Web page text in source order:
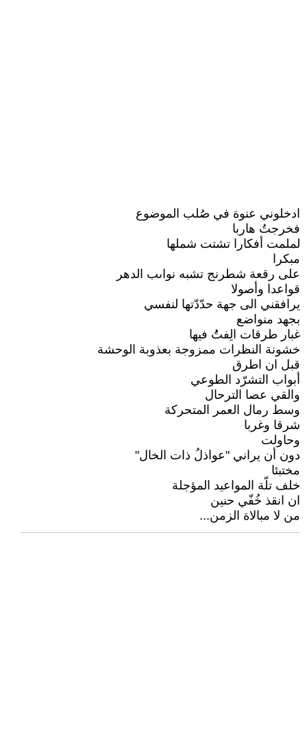
ادخلوني عنوة في صُلب الموضوع
فخرجتُ هاربا
لملمت أفكارا تشتت شملها
مبكرا
على رقعة شطرنج تشبه نواىب الدهر
قواعدا وأصولا
يرافقني الى جهة حدّدّتها لنفسي
بجهد منواضع
غبار طرقات الِفتُُ فيها
خشونة النظرات ممزوجة بعذوبة الوحشة
قبل ان اطرق
أبواب التشرّد الطوعي
والقي عصا الترحال
وسط رمال العمر المتحركة
شرقا وغربا
وحاولت
دون أن يراني "عواذلُ ذات الخال"
مختبئا
خلف تلّة المواعيد المؤجلة
ان انقذ خُفّي حنين
من لا مبالاة الزمن...